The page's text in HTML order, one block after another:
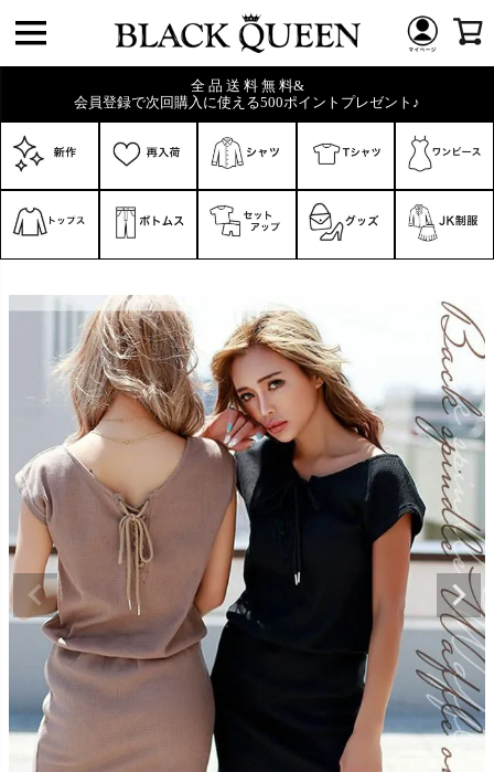
全 品 送 料 無 料&
会員登録で次回購入に使える500ポイントプレゼント♪